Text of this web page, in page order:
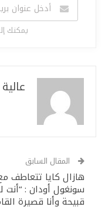
يمكنك
عالية
المقال السابق
هازال كايا تتعاطف
سونغول أودان :
قبيحة وأنا قصيرة